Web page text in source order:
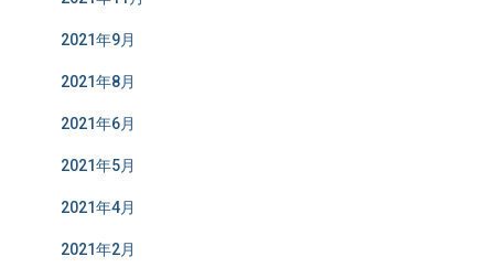
2021年9月
2021年8月
2021年6月
2021年5月
2021年4月
2021年2月